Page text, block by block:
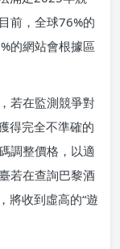
前，全球76%的
的網站會根據區
若在監測競爭對
得完全不準確的
調整價格，以適
若在查詢巴黎酒
將收到虛高的“遊